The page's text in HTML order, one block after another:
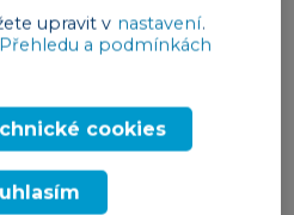
naučí definovat
jejich řešení, pozitivně to
inovací
do něj neustále
řešení. Právě
upravit v nastavení.
Přehledu a podmínkách
cookies